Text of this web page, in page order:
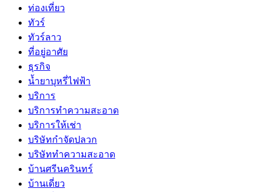
ท่องเที่ยว
ทัวร์
ทัวร์ลาว
ที่อยู่อาศัย
ธุรกิจ
น้ำยาบุหรี่ไฟฟ้า
บริการ
บริการทำความสะอาด
บริการให้เช่า
บริษัทกำจัดปลวก
บริษัททำความสะอาด
บ้านศรีนครินทร์
บ้านเดี่ยว